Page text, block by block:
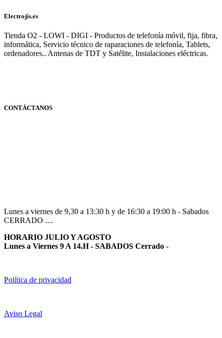
Electrojis.es
Tienda O2 - LOWI - DIGI - Productos de telefonía móvil, fija, fibra,
informática, Servicio técnico de raparaciones de telefonía, Tablets,
ordenadores.. Antenas de TDT y Satélite, Instalaciones eléctricas.
CONTÁCTANOS
Lunes a viernes de 9,30 a 13:30 h y de 16:30 a 19:00 h - Sabados
CERRADO ....
HORARIO JULIO Y AGOSTO
Lunes a Viernes 9 A 14.H - SABADOS Cerrado -
Política de privacidad
Aviso Legal